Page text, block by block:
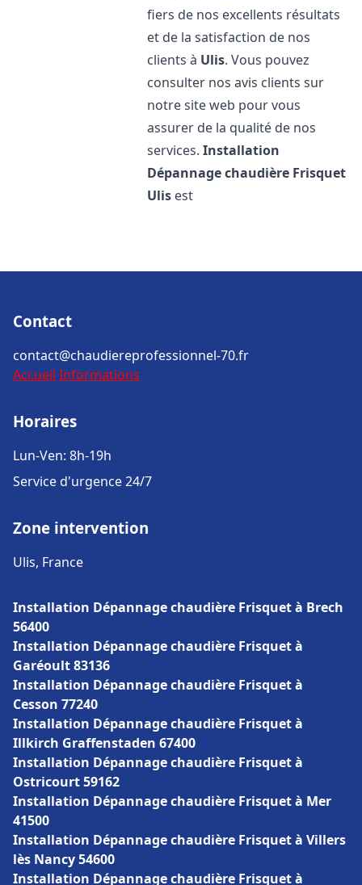
fiers de nos excellents résultats
et de la satisfaction de nos
clients à Ulis. Vous pouvez
consulter nos avis clients sur
notre site web pour vous
assurer de la qualité de nos
services.Installation
Dépannage chaudière Frisquet
Ulis est
Contact
contact@chaudiereprofessionnel-70.fr
Accueil Informations
Horaires
Lun-Ven: 8h-19h
Service d'urgence 24/7
Zone intervention
Ulis, France
Installation Dépannage chaudière Frisquet à Brech
56400
Installation Dépannage chaudière Frisquet à
Garéoult 83136
Installation Dépannage chaudière Frisquet à
Cesson 77240
Installation Dépannage chaudière Frisquet à
Illkirch Graffenstaden 67400
Installation Dépannage chaudière Frisquet à
Ostricourt 59162
Installation Dépannage chaudière Frisquet à Mer
41500
Installation Dépannage chaudière Frisquet à Villers
lès Nancy 54600
Installation Dépannage chaudière Frisquet à